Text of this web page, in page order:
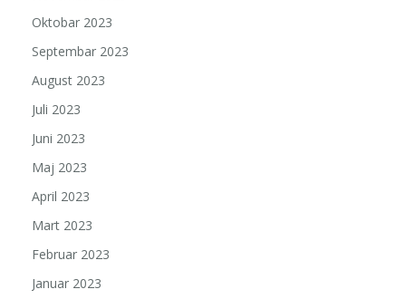
Oktobar 2023
Septembar 2023
August 2023
Juli 2023
Juni 2023
Maj 2023
April 2023
Mart 2023
Februar 2023
Januar 2023